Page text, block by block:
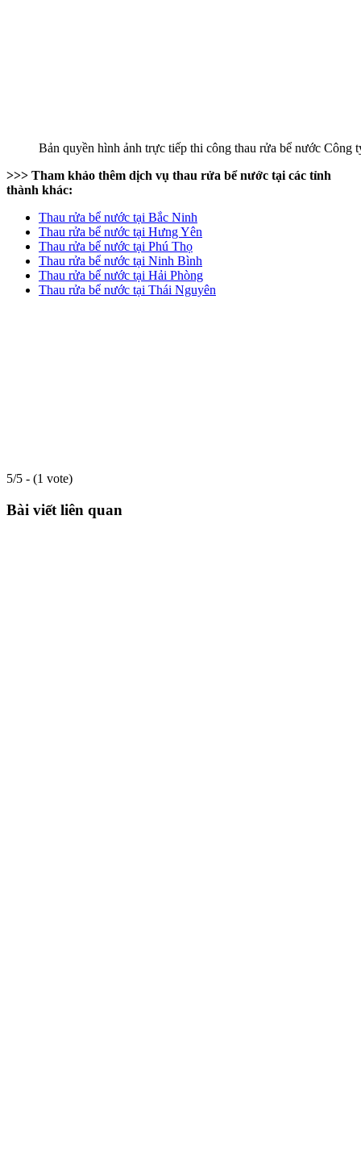
Bản quyền hình ảnh trực tiếp thi công thau rửa bể nước Công
>>> Tham khảo thêm dịch vụ thau rửa bể nước tại các tỉnh
thành khác:
Thau rửa bể nước tại Bắc Ninh
Thau rửa bể nước tại Hưng Yên
Thau rửa bể nước tại Phú Thọ
Thau rửa bể nước tại Ninh Bình
Thau rửa bể nước tại Hải Phòng
Thau rửa bể nước tại Thái Nguyên
5/5 - (1 vote)
Bài viết liên quan